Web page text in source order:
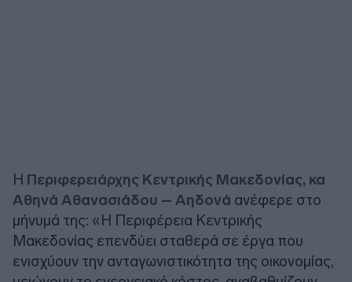
Η Περιφερειάρχης Κεντρικής Μακεδονίας, κα
Αθηνά Αθανασιάδου – Αηδονά ανέφερε στο
μήνυμά της: «Η Περιφέρεια Κεντρικής
Μακεδονίας επενδύει σταθερά σε έργα που
ενισχύουν την ανταγωνιστικότητα της οικονομίας,